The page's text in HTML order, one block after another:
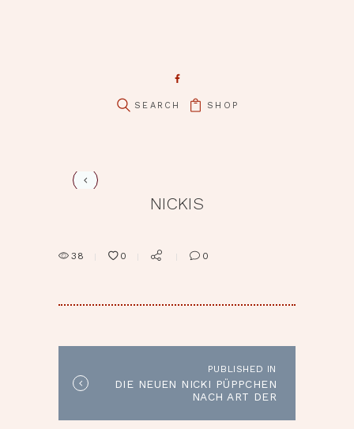
SHOP
NICKIS
38 0 0
PUBLISHED IN
post:
DIE NEUEN NICKI PÜPPCHEN
NACH ART DER